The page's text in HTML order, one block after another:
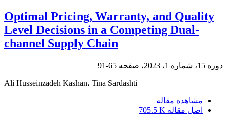
Optimal Pricing, Warranty, and Quality
Level Decisions in a Competing Dual-
channel Supply Chain
دوره 15، شماره 1، 2023، صفحه 65-91
Ali Husseinzadeh Kashan، Tina Sardashti
مشاهده مقاله
اصل مقاله 705.5 K